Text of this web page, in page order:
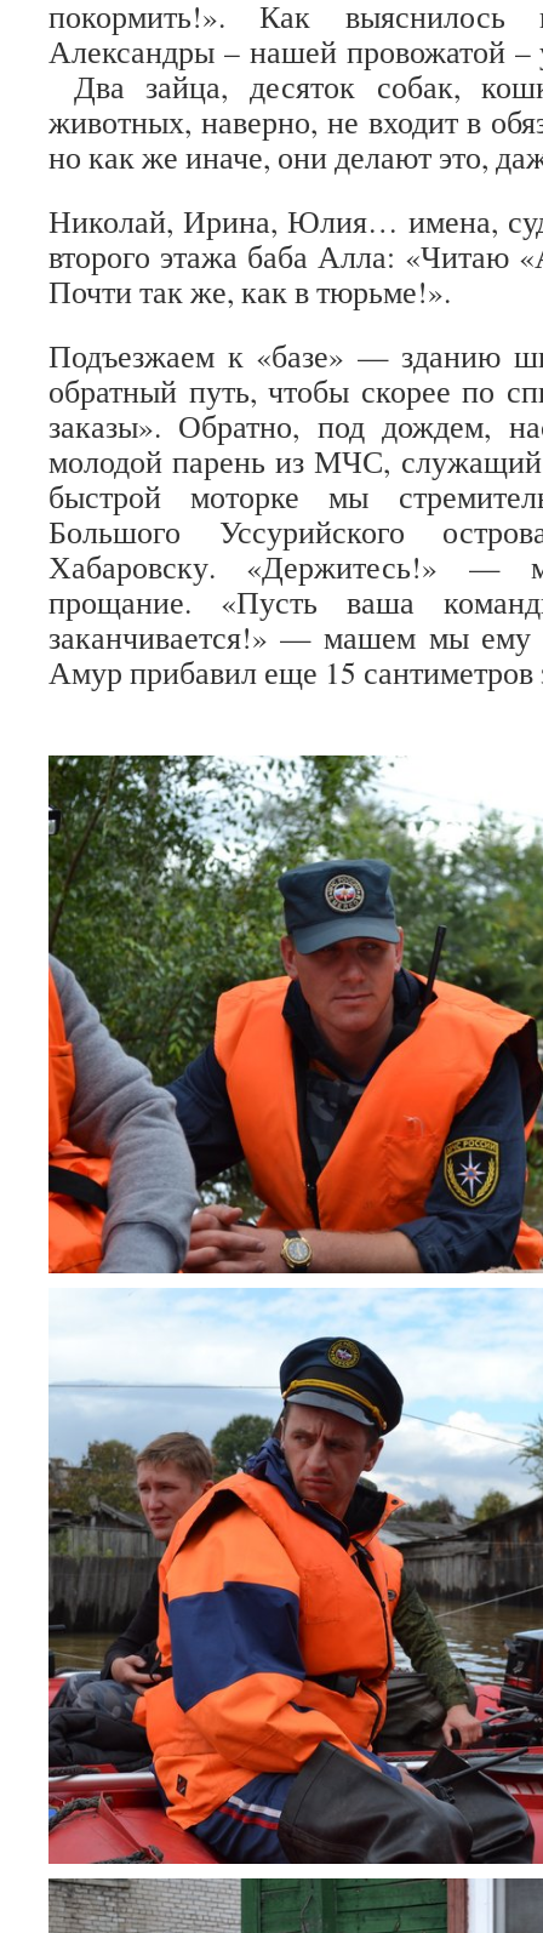
покормить!». Как
Александры – нашей провожатой –
Два зайца, десяток собак,
животных, наверно, не входит в
но как же иначе, они делают это,
Николай, Ирина, Юлия… имена,
второго этажа баба Алла:
Почти так же, как в тюрьме!».
Подъезжаем к «базе» — зданию
обратный путь, чтобы скорее по
заказы». Обратно, под дождем,
молодой парень из МЧС,
быстрой моторке мы
Большого Уссурийского
Хабаровску. «Держитесь!»
прощание. «Пусть ваша
заканчивается!» — машем мы ему
Амур прибавил еще 15